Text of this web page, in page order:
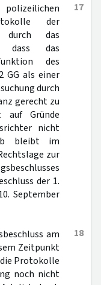
17
der
durch das
dass das
des
GG als einer
durch
gerecht zu
auf Gründe
nicht
bleibt im
zur
der 1.
September
18
am
Zeitpunkt
Protokolle
noch nicht